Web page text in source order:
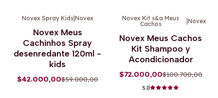
Novex Spray Kids|Novex
Novex Meus
Cachinhos Spray
desenredante 120ml -
kids
$42.000,00$59.000,00
OFF
Novex Kit s&a Meus
Cachos
|Novex
Novex Meus Cachos
Kit Shampoo y
Acondicionador
$72.000,00$100.700,00
5.0